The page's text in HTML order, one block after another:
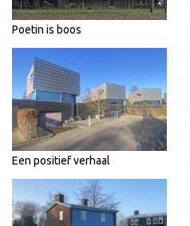
Poetin is boos
Een positief verhaal